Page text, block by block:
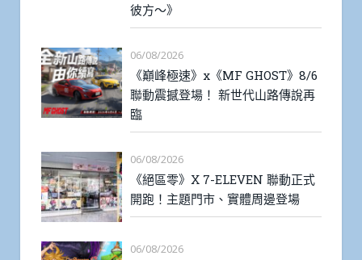
彼方～》
06/08/2026
《巔峰極速》x《MF GHOST》8/6
聯動震撼登場！ 新世代山路傳說再
臨
06/08/2026
《絕區零》X 7-ELEVEN 聯動正式
開跑！主題門市、實體周邊登場
06/08/2026